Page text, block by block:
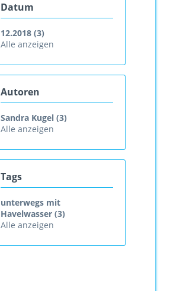
Datum
12.2018 (3)
Alle anzeigen
Autoren
Sandra Kugel (3)
Alle anzeigen
Tags
unterwegs mit
Havelwasser (3)
Alle anzeigen